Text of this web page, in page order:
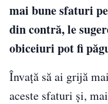
mai bune sfaturi
din contră, le
obiceiuri pot fi
Învață să ai grijă
aceste sfaturi și,